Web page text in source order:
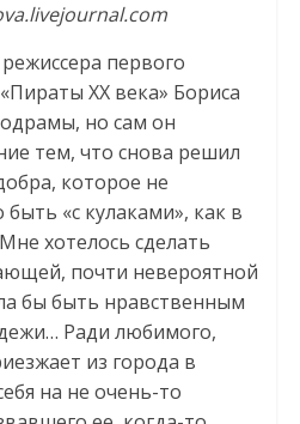
первого
ХХ века» Бориса
но сам он
тем, что снова решил
которое не
«с кулаками», как в
хотелось сделать
почти невероятной
бы быть нравственным
Ради любимого,
из города в
на не очень-то